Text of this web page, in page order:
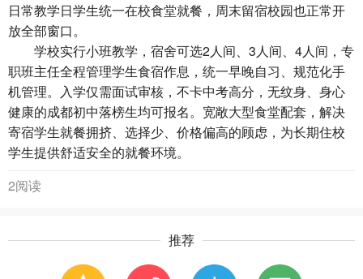
日常教学日学生统一在校食堂就餐，周末留宿校园也正常开
放全部窗口。
学校实行小班教学，宿舍可选2人间、3人间、4人间，专
职班主任全程管理学生食宿作息，统一早晚自习、规范化手
机管理。入学仅需面试审核，不卡中考高分，无纹身、身心
健康的成都初中落榜生均可报名。宽敞大型食堂配套，解决
寄宿学生就餐拥挤、选择少、价格偏高的顾虑，为长期住校
学生提供舒适安全的就餐环境。
2阅读
推荐